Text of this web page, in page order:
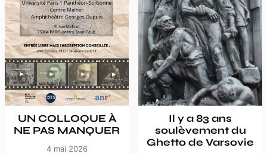
UN COLLOQUE À
NE PAS MANQUER
4 mai 2026
Il y a 83 ans
soulèvement du
Ghetto de Varsovie